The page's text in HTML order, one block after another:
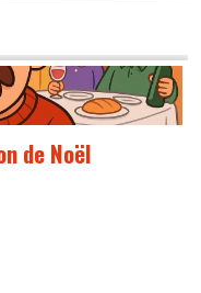
de Noël